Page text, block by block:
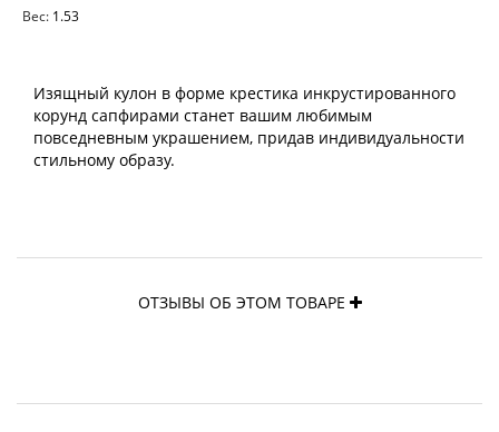
Вес: 1.53
Изящный кулон в форме крестика инкрустированного
корунд сапфирами станет вашим любимым
повседневным украшением, придав индивидуальности
стильному образу.
ОТЗЫВЫ ОБ ЭТОМ ТОВАРЕ